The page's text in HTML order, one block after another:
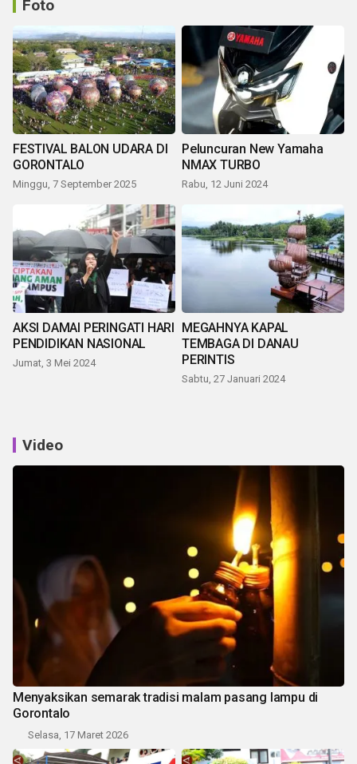
Foto
FESTIVAL BALON UDARA DI
GORONTALO
Minggu, 7 September 2025
Peluncuran New Yamaha
NMAX TURBO
Rabu, 12 Juni 2024
AKSI DAMAI PERINGATI HARI
PENDIDIKAN NASIONAL
Jumat, 3 Mei 2024
MEGAHNYA KAPAL
TEMBAGA DI DANAU
PERINTIS
Sabtu, 27 Januari 2024
Video
Menyaksikan semarak tradisi malam pasang lampu di
Gorontalo
Selasa, 17 Maret 2026